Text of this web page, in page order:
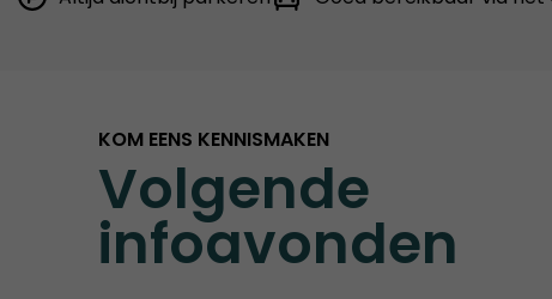
KOM EENS KENNISMAKEN
Volgende
infoavonden